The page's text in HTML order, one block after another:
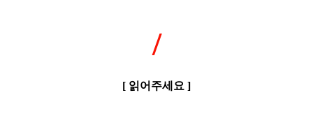
/
[ 읽어주세요 ]